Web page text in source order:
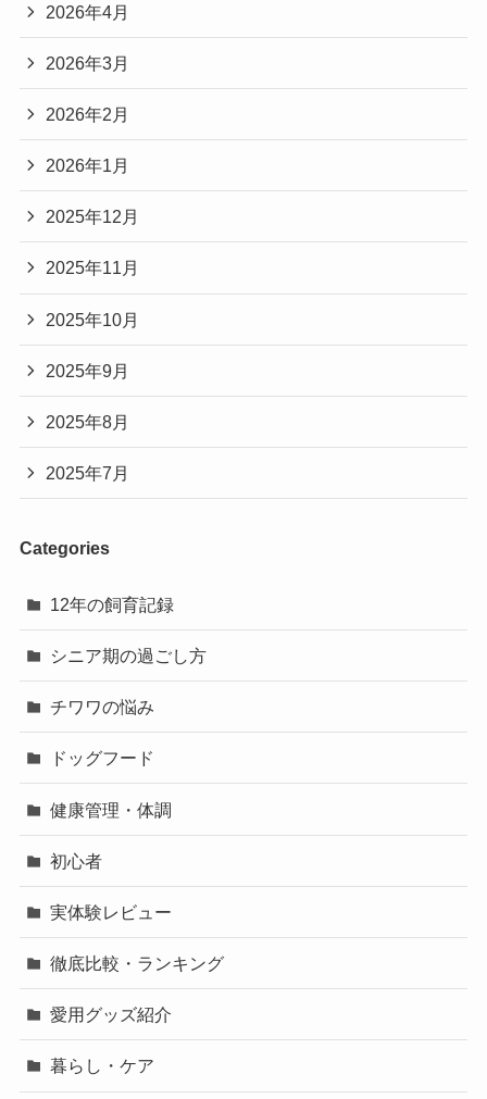
2026年4月
2026年3月
2026年2月
2026年1月
2025年12月
2025年11月
2025年10月
2025年9月
2025年8月
2025年7月
Categories
12年の飼育記録
シニア期の過ごし方
チワワの悩み
ドッグフード
健康管理・体調
初心者
実体験レビュー
徹底比較・ランキング
愛用グッズ紹介
暮らし・ケア